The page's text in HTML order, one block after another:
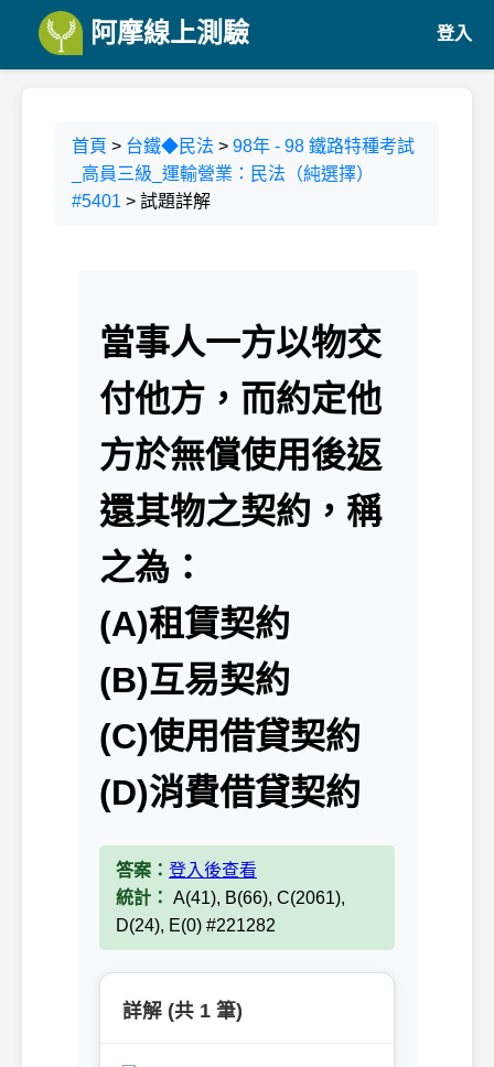
阿摩線上測驗 登入
首頁 > 台鐵◆民法 > 98年 - 98 鐵路特種考試
_高員三級_運輸營業：民法（純選擇）
#5401 > 試題詳解
當事人一方以物交
付他方，而約定他
方於無償使用後返
還其物之契約，稱
之為：
(A)租賃契約
(B)互易契約
(C)使用借貸契約
(D)消費借貸契約
答案： 登入後查看
統計： A(41), B(66), C(2061),
D(24), E(0) #221282
詳解 (共 1 筆)